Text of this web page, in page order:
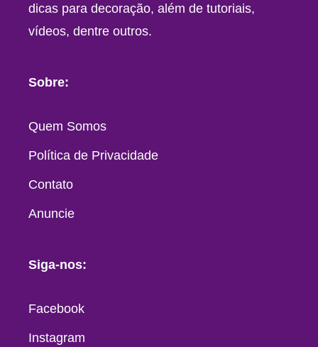
dicas para decoração, além de tutoriais,
vídeos, dentre outros.
Sobre:
Quem Somos
Política de Privacidade
Contato
Anuncie
Siga-nos:
Facebook
Instagram